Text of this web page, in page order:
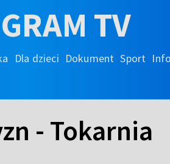
TV
Dla dzieci Dokument Sport
- Tokarnia